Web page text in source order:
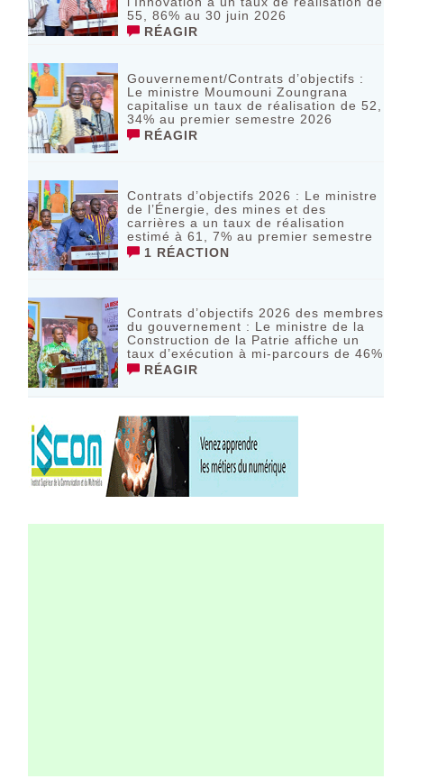
55, 86% au 30 juin 2026
RÉAGIR
Gouvernement/Contrats d’objectifs :
Le ministre Moumouni Zoungrana
capitalise un taux de réalisation de 52,
34% au premier semestre 2026
RÉAGIR
Contrats d’objectifs 2026 : Le ministre
de l’Énergie, des mines et des
carrières a un taux de réalisation
estimé à 61, 7% au premier semestre
1 RÉACTION
Contrats d’objectifs 2026 des membres
du gouvernement : Le ministre de la
Construction de la Patrie affiche un
taux d’exécution à mi-parcours de 46%
RÉAGIR